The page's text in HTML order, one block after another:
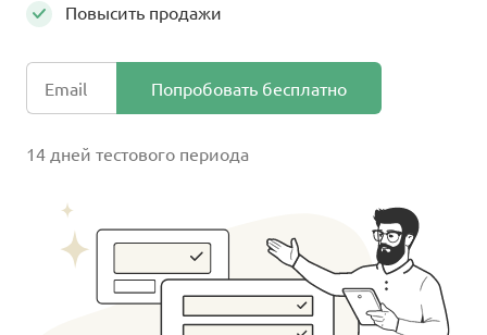
Повысить продажи
Попробовать бесплатно
14 дней тестового периода